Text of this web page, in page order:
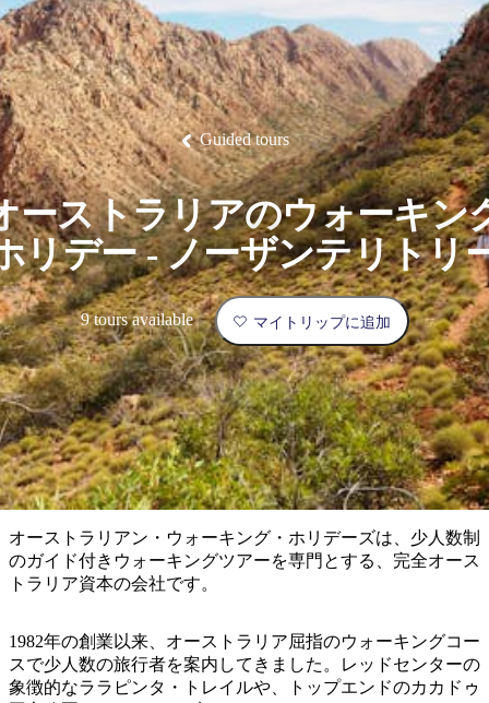
メ
イ
ン
ナ
ビ
ゲ
ー
シ
ョ
ン
エ
リ
ア
最
も
人
気
が
高
い
場
所
ア
ウ
ト
バ
ッ
と
ア
ロ
ッ
ク
ウ
ィ
ン
プ
リ
ン
グ
ズ
ゥ
国
立
公
園
ー
ル
ド
国
立
公
園
タ
ル
カ
国
立
公
園
テ
ィ
ウ
ィ
諸
島
ト
ミ
ル
ク
国
立
公
園
デ
ビ
ル
ズ・
マ
ー
ブ
ル
ズ
保
護
区
ェ
ト
マ
ク
ド
ネ
ル
国
立
公
園
ア
ク
テ
ィ
体
験
旅
行
タ
イ
プ
現
地
し
た
化
体
験
リ
ン
ク
と
イ
ベ
ン
ト
テ
ィ
ビ
テ
ィ
自
然
と
野
生
生
物
歴
史
と
伝
統
釣
り
ジ
ュ
ア
リ
ー
な
体
験
ャ
ン
ピ
ン
グ
&
グ
ラ
ン
ピ
ン
グ
旅
の
コ
ツ
計
画
と
予
約
実
用
的
な
情
報
計
泊
施
設
ツ
ア
ー
＆
レ
ン
タ
ル
＆
オ
フ
ァ
ー
Guided tours
ーストラリアのウォーキン
リデー - ノーザンテリトリ
9 tours available マイトリップに追加
オーストラリアン・ウォーキング・ホリデーズは、少人数制
のガイド付きウォーキングツアーを専門とする、完全オース
トラリア資本の会社です。
1982年の創業以来、オーストラリア屈指のウォーキングコー
スで少人数の旅行者を案内してきました。レッドセンターの
象徴的なララピンタ・トレイルや、トップエンドのカカドゥ